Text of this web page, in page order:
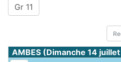
Gr 11
AMBES (Dimanche 14